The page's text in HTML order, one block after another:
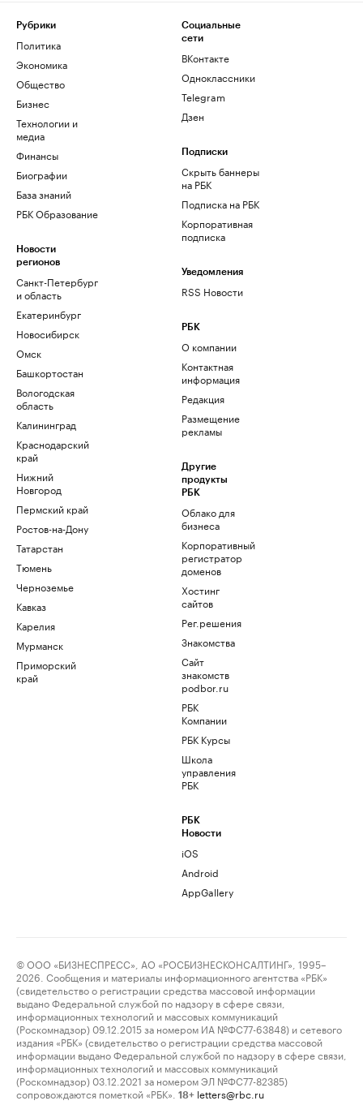
Рубрики
Политика
Экономика
Общество
Бизнес
Технологии и
медиа
Финансы
Биографии
База знаний
РБК Образование
Новости
регионов
Санкт-Петербург
и область
Екатеринбург
Новосибирск
Омск
Башкортостан
Вологодская
область
Калининград
Краснодарский
край
Нижний
Новгород
Пермский край
Ростов-на-Дону
Татарстан
Тюмень
Черноземье
Кавказ
Карелия
Мурманск
Приморский
край
Социальные
сети
ВКонтакте
Одноклассники
Telegram
Дзен
Подписки
Скрыть баннеры
на РБК
Подписка на РБК
Корпоративная
подписка
Уведомления
RSS Новости
РБК
О компании
Контактная
информация
Редакция
Размещение
рекламы
Другие
продукты
РБК
Облако для
бизнеса
Корпоративный
регистратор
доменов
Хостинг
сайтов
Рег.решения
Знакомства
Сайт
знакомств
podbor.ru
РБК
Компании
РБК Курсы
Школа
управления
РБК
РБК
Новости
iOS
Android
AppGallery
© ООО «БИЗНЕСПРЕСС», АО «РОСБИЗНЕСКОНСАЛТИНГ», 1995–
2026. Сообщения и материалы информационного агентства «РБК»
(свидетельство о регистрации средства массовой информации
выдано Федеральной службой по надзору в сфере связи,
информационных технологий и массовых коммуникаций
(Роскомнадзор) 09.12.2015 за номером ИА №ФС77-63848) и сетевого
издания «РБК» (свидетельство о регистрации средства массовой
информации выдано Федеральной службой по надзору в сфере связи,
информационных технологий и массовых коммуникаций
(Роскомнадзор) 03.12.2021 за номером ЭЛ №ФС77-82385)
сопровождаются пометкой «РБК».
18+ letters@rbc.ru